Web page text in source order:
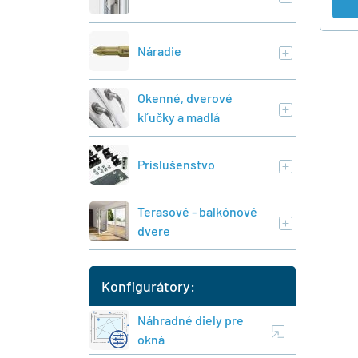
Náradie
Okenné, dverové
kľučky a madlá
Príslušenstvo
Terasové - balkónové
dvere
Konfigurátory:
Náhradné diely pre
okná